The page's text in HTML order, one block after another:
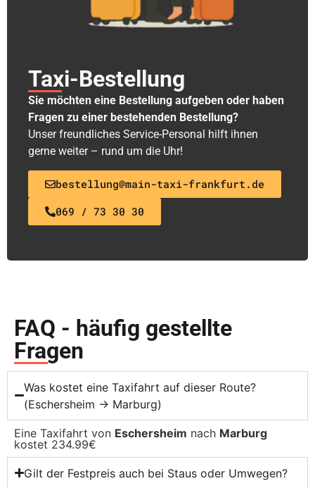
Taxi-Bestellung
Sie möchten eine Bestellung aufgeben oder haben
Fragen zu einer bestehenden Bestellung?
Unser freundliches Service-Personal hilft ihnen
gerne weiter – rund um die Uhr!
bestellung@main-taxi-frankfurt.de
069 / 73 30 30
FAQ - häufig gestellte
Fragen
Was kostet eine Taxifahrt auf dieser Route?
(Eschersheim → Marburg)
Eine Taxifahrt von Eschersheim nach Marburg
kostet 234.99€
Gilt der Festpreis auch bei Staus oder Umwegen?